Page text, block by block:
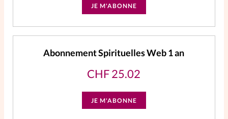
JE M'ABONNE
Abonnement Spirituelles Web 1 an
CHF25.02
JE M'ABONNE